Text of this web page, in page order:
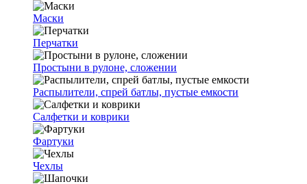
Маски
Перчатки
Простыни в рулоне, сложении
Распылители, спрей батлы, пустые емкости
Салфетки и коврики
Фартуки
Чехлы